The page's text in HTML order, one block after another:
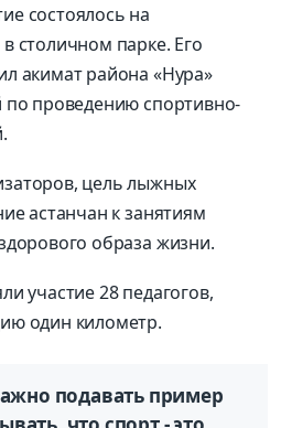
состоялось на
столичном парке. Его
акимат района «Нура»
по проведению спортивно-
цель лыжных
астанчан к занятиям
образа жизни.
участие 28 педагогов,
один километр.
подавать пример